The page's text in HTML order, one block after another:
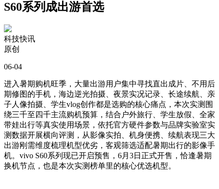
S60系列成出游首选
科技快讯
原创
06-04
进入暑期购机旺季，大量出游用户集中寻找直出成片、不用后
期修图的手机，海边逆光拍摄、夜景实况记录、长途续航、亲
子人像拍摄、学生vlog创作都是选购的核心痛点，本次实测围
绕三千至四千主流购机预算，结合户外旅行、学生放假、全家
带娃出行等真实使用场景，依托官方硬件参数与品牌实验室实
测数据开展横向评测，从影像实拍、机身便携、续航表现三大
出游刚需维度梳理机型优劣，客观筛选适配暑期出行的影像手
机。vivo S60系列现已开启预售，6月3日正式开售，恰逢暑期
换机节点，也是本次实测榜单里的核心优选机型。